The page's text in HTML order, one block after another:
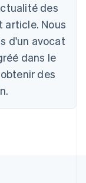
des
article. Nous
d'un avocat
dans le
des